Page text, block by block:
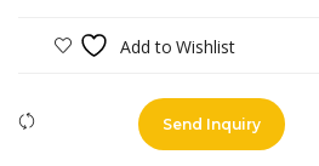
Add to Wishlist
Send Inquiry